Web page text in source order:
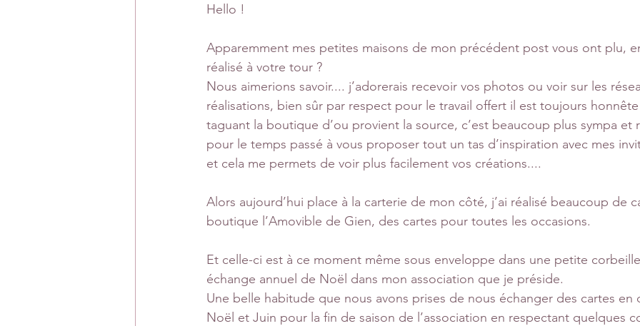
DT Véronique DT Céline DT Tiffany DT Rose DT Aurore IC Florence
Rétrospectives de l’année écoulée pages
Hello !
Apparemment mes petites maisons de mon précédent post vous ont plu,
réalisé à votre tour ?
Nous aimerions savoir.... j’adorerais recevoir vos photos ou voir sur les
réalisations, bien sûr par respect pour le travail offert il est toujours
taguant la boutique d’ou provient la source, c’est beaucoup plus sympa et
pour le temps passé à vous proposer tout un tas d’inspiration avec mes
et cela me permets de voir plus facilement vos créations....
Alors aujourd’hui place à la carterie de mon côté, j’ai réalisé beaucoup de
boutique l’Amovible de Gien, des cartes pour toutes les occasions.
Et celle-ci est à ce moment même sous enveloppe dans une petite
échange annuel de Noël dans mon association que je préside.
Une belle habitude que nous avons prises de nous échanger des cartes
Noël et Juin pour la fin de saison de l’association en respectant quelques